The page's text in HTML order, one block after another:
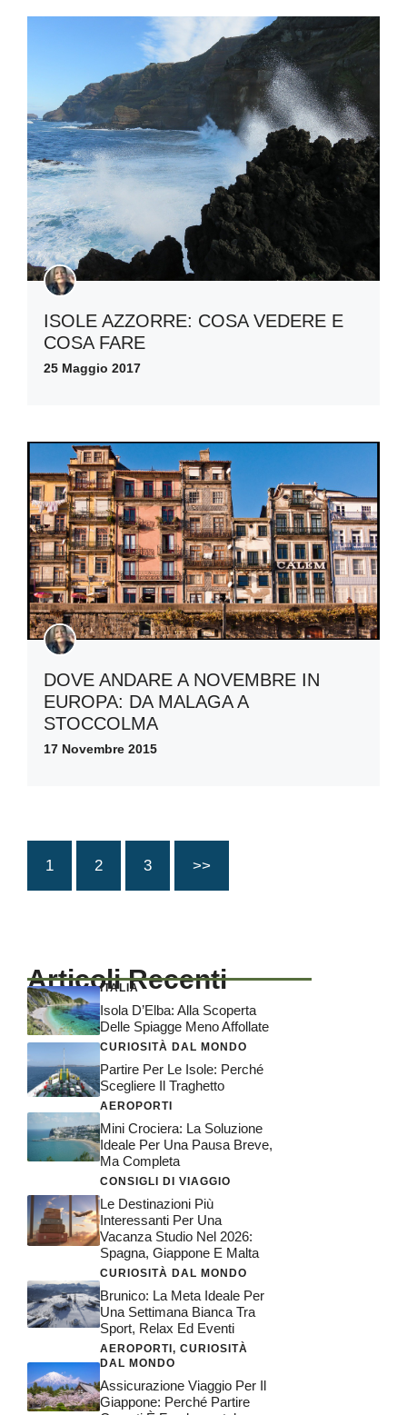
ISOLE AZZORRE: COSA VEDERE E
COSA FARE
25 Maggio 2017
DOVE ANDARE A NOVEMBRE IN
EUROPA: DA MALAGA A
STOCCOLMA
17 Novembre 2015
1 2 3 >>
Articoli Recenti
ITALIA
Isola D’Elba: Alla Scoperta
Delle Spiagge Meno Affollate
CURIOSITÀ DAL MONDO
Partire Per Le Isole: Perché
Scegliere Il Traghetto
AEROPORTI
Mini Crociera: La Soluzione
Ideale Per Una Pausa Breve,
Ma Completa
CONSIGLI DI VIAGGIO
Le Destinazioni Più
Interessanti Per Una
Vacanza Studio Nel 2026:
Spagna, Giappone E Malta
CURIOSITÀ DAL MONDO
Brunico: La Meta Ideale Per
Una Settimana Bianca Tra
Sport, Relax Ed Eventi
AEROPORTI , CURIOSITÀ
DAL MONDO
Assicurazione Viaggio Per Il
Giappone: Perché Partire